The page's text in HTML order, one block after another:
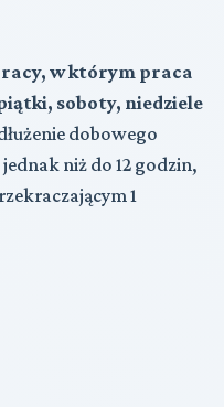
w którym praca
soboty, niedziele
dobowego
niż do 12 godzin,
1